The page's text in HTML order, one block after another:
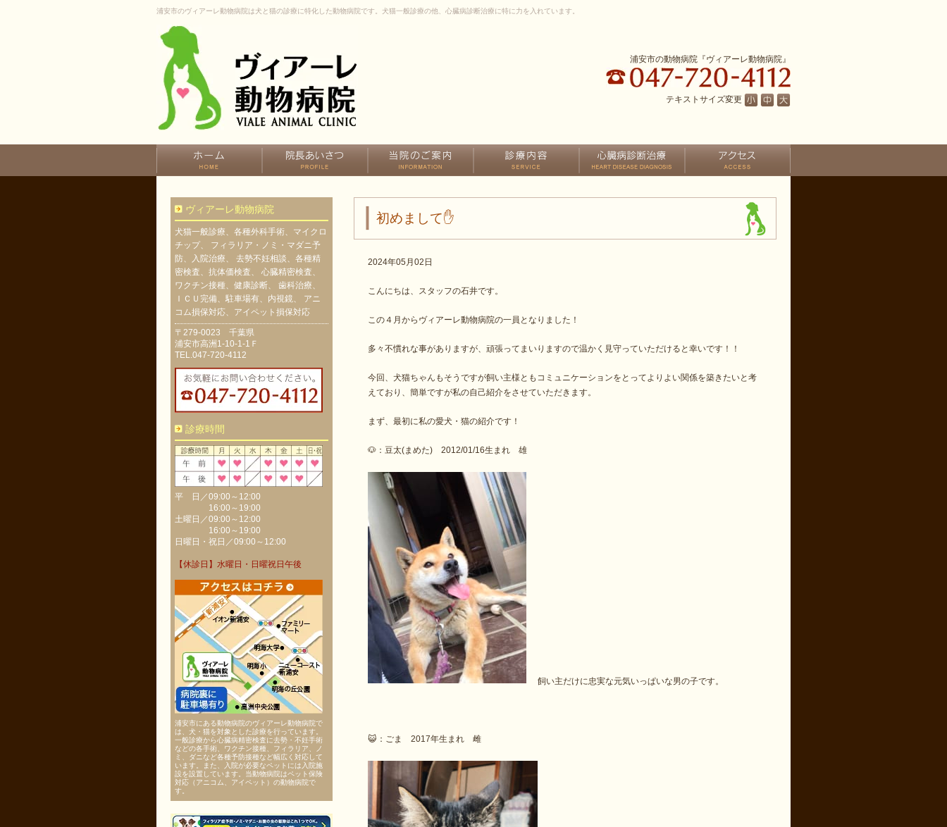
浦安市のヴィアーレ動物病院は犬と猫の診療に特化した動物病院です。犬猫一般診療の他、心臓病診断治療に特に力を入れています。
浦安市の動物病院『ヴィアーレ動物病院』
テキストサイズ変更
初めまして✋
2024年05月02日
こんにちは、スタッフの石井です。
この４月からヴィアーレ動物病院の一員となりました！
多々不慣れな事がありますが、頑張ってまいりますので温かく見守っていただけると幸いです！！
今回、犬猫ちゃんもそうですが飼い主様ともコミュニケーションをとってよりよい関係を築きたいと考
えており、簡単ですが私の自己紹介をさせていただきます。
まず、最初に私の愛犬・猫の紹介です！
🐶：豆太(まめた) 2012/01/16生まれ 雄
飼い主だけに忠実な元気いっぱいな男の子です。
😺：ごま 2017年生まれ 雌
ヴィアーレ動物病院
犬猫一般診療、各種外科手術、マイクロ
チップ、 フィラリア・ノミ・マダニ予
防、入院治療、 去勢不妊相談、各種精
密検査、抗体価検査、 心臓精密検査、
ワクチン接種、健康診断、 歯科治療、
ＩＣＵ完備、駐車場有、内視鏡、 アニ
コム損保対応、アイペット損保対応
〒279-0023 千葉県
浦安市高洲1-10-1-1Ｆ
TEL.047-720-4112
診療時間
平 日／09:00～12:00
16:00～19:00
土曜日／09:00～12:00
16:00～19:00
日曜日・祝日／09:00～12:00
【休診日】水曜日・日曜祝日午後
浦安市にある動物病院のヴィアーレ動物病院で
は、犬・猫を対象とした診療を行っています。
一般診療から心臓病精密検査に去勢・不妊手術
などの各手術、ワクチン接種、フィラリア、ノ
ミ、ダニなど各種予防接種など幅広く対応して
います。また、入院が必要なペットには入院施
設を設置しています。当動物病院はペット保険
対応（アニコム、アイペット）の動物病院で
す。